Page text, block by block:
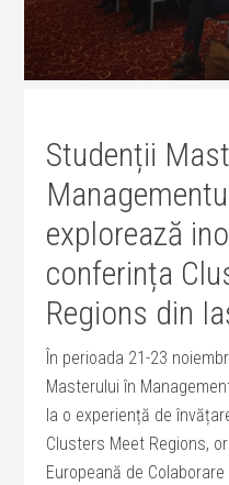
Studenții
explorează
conferința
Regions din
În perioada 21-23
Masterului în
la o experiență de
Clusters Meet Regions,
Europeană de